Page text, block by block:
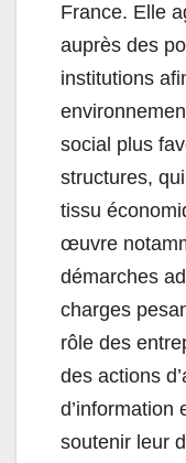
France. Elle
auprès des
institutions
social plus
structures,
tissu
œuvre
démarches
charges
rôle des
des actions
d’information
soutenir leur